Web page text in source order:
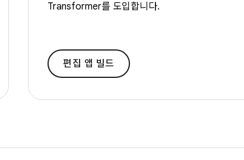
Transformer를 도입합니다.
편집 앱 빌드